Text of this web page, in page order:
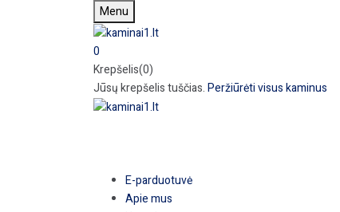
Menu
0
Krepšelis(0)
Jūsų krepšelis tuščias.Peržiūrėti visus kaminus
E-parduotuvė
Apie mus